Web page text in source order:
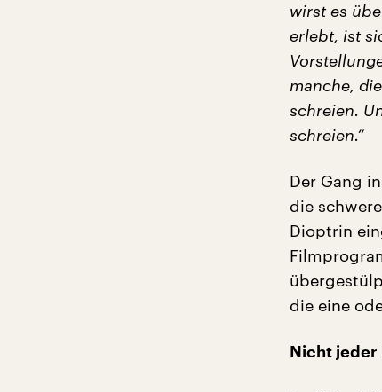
wirst es ü
erlebt, ist
manche,
schreien.
schreien.“
Der Gang
die
Dioptrin
die eine
Nicht jeder